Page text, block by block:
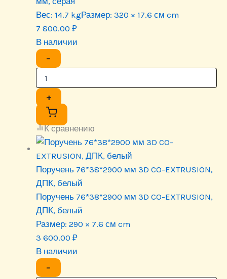
Вес: 14.7 kgРазмер: 320 × 17.6 см cm
7 800.00 ₽
В наличии
−
+
К сравнению
Поручень 76*38*2900 мм 3D CO-EXTRUSION,
ДПК, белый
Поручень 76*38*2900 мм 3D CO-EXTRUSION,
ДПК, белый
Размер: 290 × 7.6 см cm
3 600.00 ₽
В наличии
−